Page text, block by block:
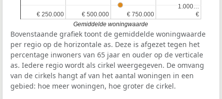
€ 250.000
€ 250.000 € 500.000
€ 500.000 € 750.000
€ 750.000 €
€
1.000…
1.000…
Gemiddelde woningwaarde
Bovenstaande grafiek toont de gemiddelde woningwaarde
per regio op de horizontale as. Deze is afgezet tegen het
percentage inwoners van 65 jaar en ouder op de verticale
as. Iedere regio wordt als cirkel weergegeven. De omvang
van de cirkels hangt af van het aantal woningen in een
gebied: hoe meer woningen, hoe groter de cirkel.